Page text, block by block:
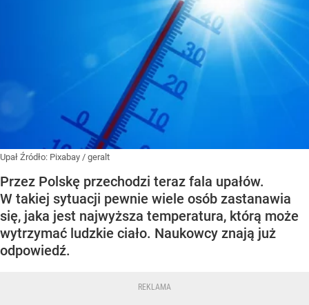
Upał Źródło: Pixabay / geralt
Przez Polskę przechodzi teraz fala upałów.
W takiej sytuacji pewnie wiele osób zastanawia
się, jaka jest najwyższa temperatura, którą może
wytrzymać ludzkie ciało. Naukowcy znają już
odpowiedź.